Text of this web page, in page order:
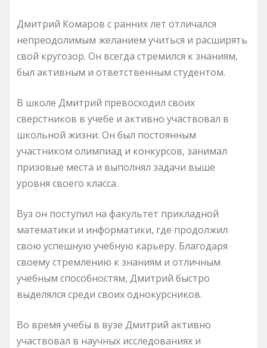
Дмитрий Комаров с ранних лет отличался
непреодолимым желанием учиться и расширять
свой кругозор. Он всегда стремился к знаниям,
был активным и ответственным студентом.
В школе Дмитрий превосходил своих
сверстников в учебе и активно участвовал в
школьной жизни. Он был постоянным
участником олимпиад и конкурсов, занимал
призовые места и выполнял задачи выше
уровня своего класса.
Вуз он поступил на факультет прикладной
математики и информатики, где продолжил
свою успешную учебную карьеру. Благодаря
своему стремлению к знаниям и отличным
учебным способностям, Дмитрий быстро
выделялся среди своих однокурсников.
Во время учебы в вузе Дмитрий активно
участвовал в научных исследованиях и